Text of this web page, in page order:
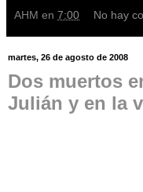
AHM en 7:00 No hay
martes, 26 de agosto de 2008
Dos muertos
Julián y en la